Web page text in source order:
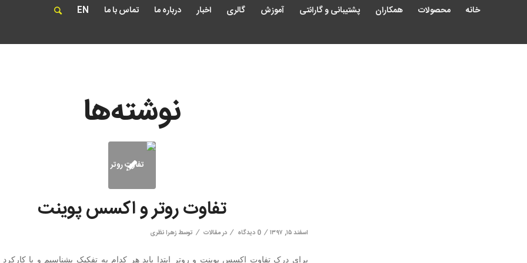
خانه محصولات همکاران پشتیبانی و گارانتی آموزش گالری اخبار درباره ما تماس با ما EN
نوشته‌ها
تفاوت روتر و اکسس پوینت
اسفند ۱۵, ۱۳۹۷ / 0 دیدگاه / درمقالات / توسطزهرا نظری
برای درک تفاوت اکسس پوینت و روتر ابتدا باید هر کدام به تفکیک بشناسیم و با کارکرد